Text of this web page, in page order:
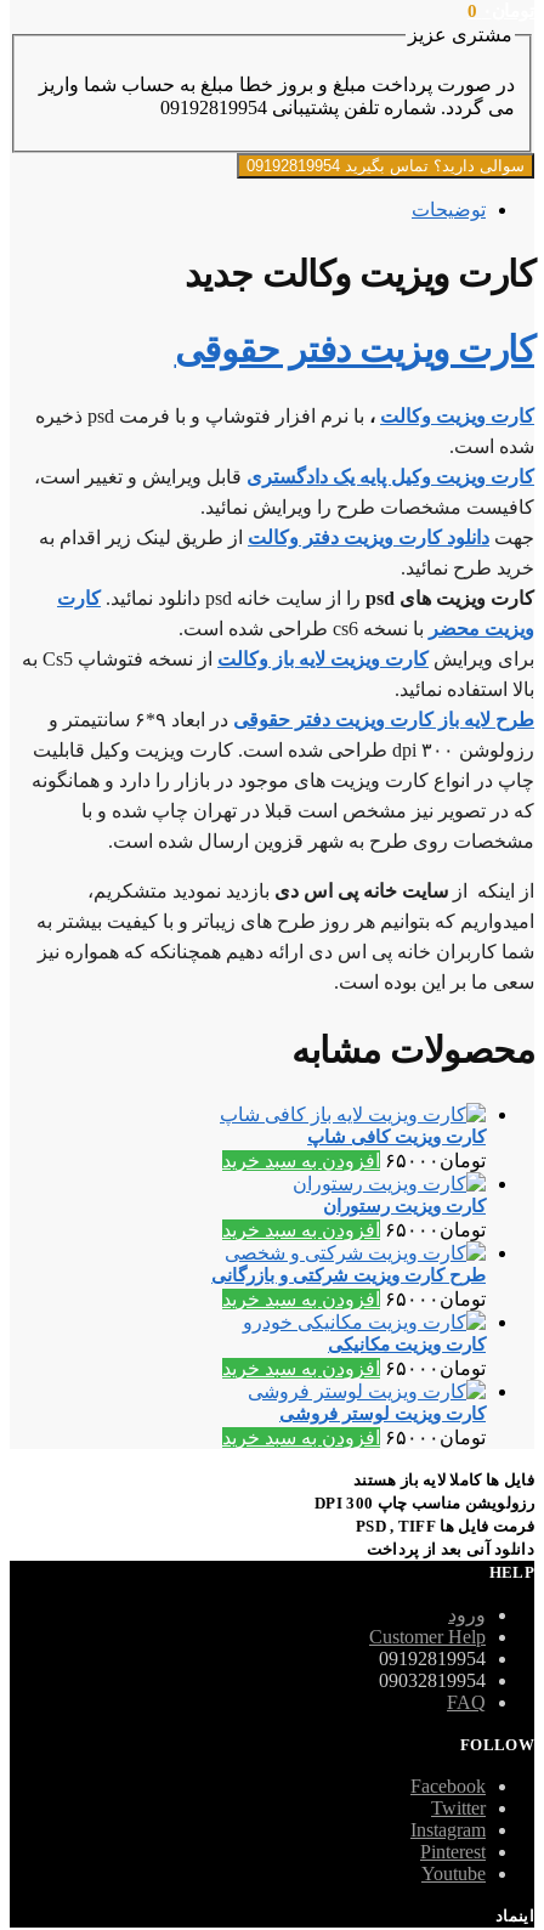
0
مشتری عزیز
در صورت پرداخت مبلغ و بروز خطا مبلغ به حساب شما واریز
می گردد. شماره تلفن پشتیبانی 09192819954
سوالی دارید؟ تماس بگیرید 09192819954
توضیحات
کارت ویزیت وکالت جدید
کارت ویزیت دفتر حقوقی
کارت ویزیت وکالت ،
با نرم افزار فتوشاپ و با فرمت psd ذخیره
شده است.
کارت ویزیت وکیل پایه یک دادگستری قابل ویرایش و تغییر است،
کافیست مشخصات طرح را ویرایش نمائید.
جهت دانلود کارت ویزیت دفتر وکالت از طریق لینک زیر اقدام به
خرید طرح نمائید.
کارت ویزیت های psd
را از سایت خانه psd دانلود نمائید.
کارت
ویزیت محضر با نسخه cs6 طراحی شده است.
برای ویرایشکارت ویزیت لایه باز وکالت
از نسخه فتوشاپ Cs5 به
بالا استفاده نمائید.
طرح لایه باز کارت ویزیت دفتر حقوقی
در ابعاد ۹*۶ سانتیمتر و
رزولوشن ۳۰۰ dpi طراحی شده است. کارت ویزیت وکیل قابلیت
چاپ در انواع کارت ویزیت های موجود در بازار را دارد و همانگونه
که در تصویر نیز مشخص است قبلا در تهران چاپ شده و با
مشخصات روی طرح به شهر قزوین ارسال شده است.
از اینکه از سایت خانه پی اس دی بازدید نمودید متشکریم،
امیدواریم که بتوانیم هر روز طرح های زیباتر و با کیفیت بیشتر به
شما کاربران خانه پی اس دی ارائه دهیم همچنانکه که همواره نیز
سعی ما بر این بوده است.
محصولات مشابه
کارت ویزیت کافی شاپ
تومان ۶۵۰۰۰ افزودن به سبد خرید
کارت ویزیت رستوران
تومان ۶۵۰۰۰ افزودن به سبد خرید
طرح کارت ویزیت شرکتی و بازرگانی
تومان ۶۵۰۰۰ افزودن به سبد خرید
کارت ویزیت مکانیکی
تومان ۶۵۰۰۰ افزودن به سبد خرید
کارت ویزیت لوستر فروشی
تومان ۶۵۰۰۰ افزودن به سبد خرید
فایل ها کاملا لایه باز هستند
رزولویشن مناسب چاپ 300 DPI
فرمت فایل ها PSD , TIFF
دانلود آنی بعد از پرداخت
HELP
ورود
Customer Help
09192819954
09032819954
FAQ
FOLLOW
Facebook
Twitter
Instagram
Pinterest
Youtube
اینماد